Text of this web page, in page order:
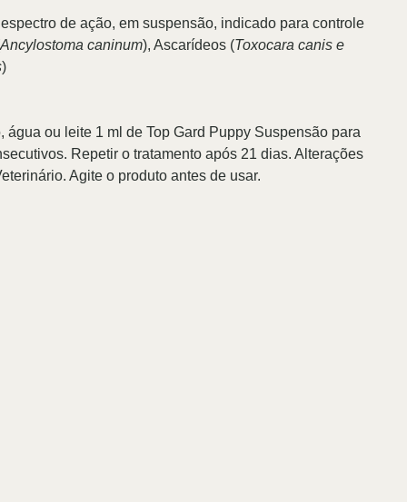
de ação, em suspensão, indicado para controle
Ancylostoma caninum), Ascarídeos (Toxocara canis e
)
ou leite 1 ml de Top Gard Puppy Suspensão para
Repetir o tratamento após 21 dias. Alterações
Agite o produto antes de usar.